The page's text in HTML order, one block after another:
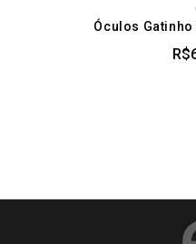
of
Óculos
R$